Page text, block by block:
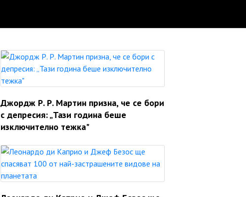
Джордж Р. Р. Мартин призна, че се бори
с депресия: „Тази година беше
изключително тежка"